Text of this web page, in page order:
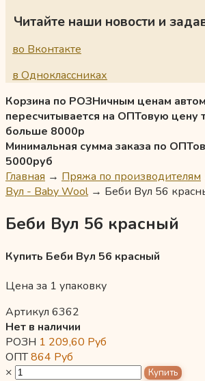
Читайте наши новости и
во Вконтакте
в Одноклассниках
Корзина по РОЗНичным ценам
пересчитывается на ОПТовую цену
больше 8000р
Минимальная сумма заказа по
5000руб
Главная → Пряжа по производителям
Вул - Baby Wool → Беби Вул 56
Беби Вул 56 красный
Купить Беби Вул 56 красный
Цена за 1 упаковку
Артикул 6362
Нет в наличии
РОЗН 1 209,60 Руб
ОПТ864 Руб
×